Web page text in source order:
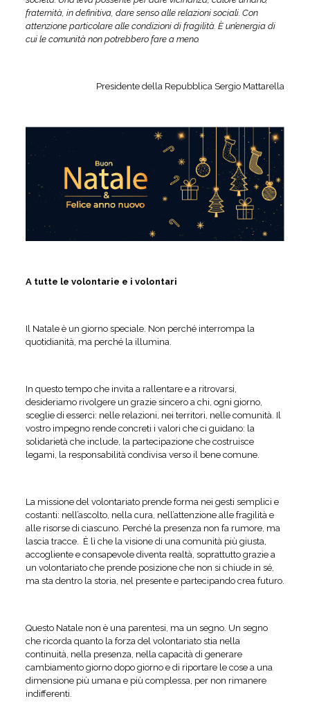
fraternità, in definitiva, dare senso alle relazioni sociali. Con
attenzione particolare alle condizioni di fragilità. È un’energia di
cui le comunità non potrebbero fare a meno.
Presidente della Repubblica Sergio Mattarella
A tutte le volontarie e i volontari
Il Natale è un giorno speciale. Non perché interrompa la
quotidianità, ma perché la illumina.
In questo tempo che invita a rallentare e a ritrovarsi,
desideriamo rivolgere un grazie sincero a chi, ogni giorno,
sceglie di esserci: nelle relazioni, nei territori, nelle comunità. Il
vostro impegno rende concreti i valori che ci guidano: la
solidarietà che include, la partecipazione che costruisce
legami, la responsabilità condivisa verso il bene comune.
La missione del volontariato prende forma nei gesti semplici e
costanti: nell’ascolto, nella cura, nell’attenzione alle fragilità e
alle risorse di ciascuno. Perché la presenza non fa rumore, ma
lascia tracce. È lì che la visione di una comunità più giusta,
accogliente e consapevole diventa realtà, soprattutto grazie a
un volontariato che prende posizione che non si chiude in sé,
ma sta dentro la storia, nel presente e partecipando crea futuro.
Questo Natale non è una parentesi, ma un segno. Un segno
che ricorda quanto la forza del volontariato stia nella
continuità, nella presenza, nella capacità di generare
cambiamento giorno dopo giorno e di riportare le cose a una
dimensione più umana e più complessa, per non rimanere
indifferenti.